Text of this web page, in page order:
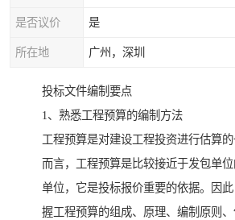
是否议价 是
所在地 广州，深圳
投标文件编制要点
1、熟悉工程预算的编制方法
工程预算是对建设工程投资进行估算
而言，工程预算是比较接近于发包单
单位，它是投标报价重要的依据。因
握工程预算的组成、原理、编制原则